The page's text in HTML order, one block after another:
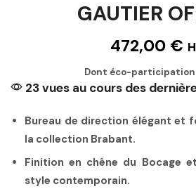
GAUTIER
472,00 €
Dont éco-participation
23 vues au cours des
Bureau de direction élégant et
la collection Brabant.
Finition en chêne du Bocage
style contemporain.